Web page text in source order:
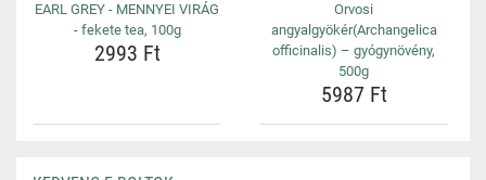
EARL GREY - MENNYEI VIRÁG
- fekete tea, 100g
2993 Ft
Orvosi
angyalgyökér(Archangelica
officinalis) – gyógynövény,
500g
5987 Ft